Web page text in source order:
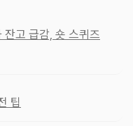
잔고 급감, 숏 스퀴즈
팁